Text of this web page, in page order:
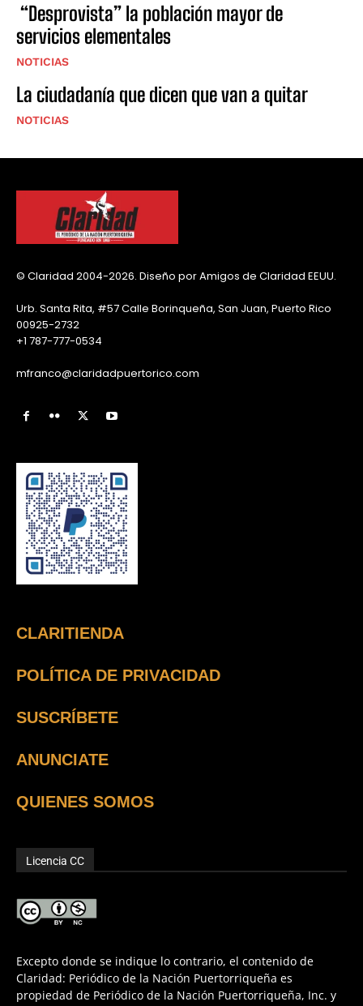
“Desprovista” la población mayor de
servicios elementales
NOTICIAS
La ciudadanía que dicen que van a quitar
NOTICIAS
© Claridad 2004-2026. Diseño por Amigos de Claridad EEUU.
Urb. Santa Rita, #57 Calle Borinqueña, San Juan, Puerto Rico
00925-2732
+1 787-777-0534
mfranco@claridadpuertorico.com
CLARITIENDA
POLÍTICA DE PRIVACIDAD
SUSCRÍBETE
ANUNCIATE
QUIENES SOMOS
Licencia CC
Excepto donde se indique lo contrario, el contenido de
Claridad: Periódico de la Nación Puertorriqueña es
propiedad de Periódico de la Nación Puertorriqueña, Inc. y